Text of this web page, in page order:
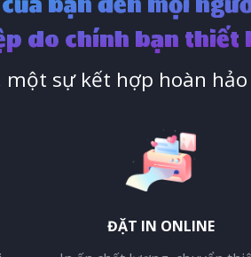
do chính bạn thiết
sự kết hợp hoàn
ĐẶT IN ONLINE